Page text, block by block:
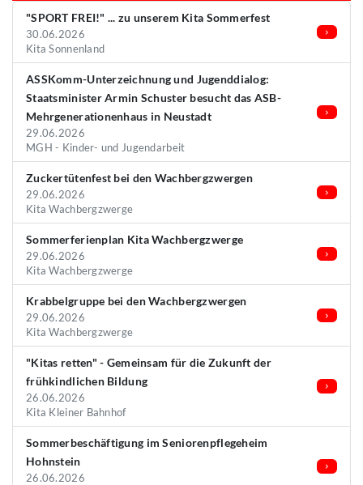
"SPORT FREI!" ... zu unserem Kita Sommerfest
30.06.2026
Kita Sonnenland
ASSKomm-Unterzeichnung und Jugenddialog:
Staatsminister Armin Schuster besucht das ASB-
Mehrgenerationenhaus in Neustadt
29.06.2026
MGH - Kinder- und Jugendarbeit
Zuckertütenfest bei den Wachbergzwergen
29.06.2026
Kita Wachbergzwerge
Sommerferienplan Kita Wachbergzwerge
29.06.2026
Kita Wachbergzwerge
Krabbelgruppe bei den Wachbergzwergen
29.06.2026
Kita Wachbergzwerge
"Kitas retten" - Gemeinsam für die Zukunft der
frühkindlichen Bildung
26.06.2026
Kita Kleiner Bahnhof
Sommerbeschäftigung im Seniorenpflegeheim
Hohnstein
26.06.2026